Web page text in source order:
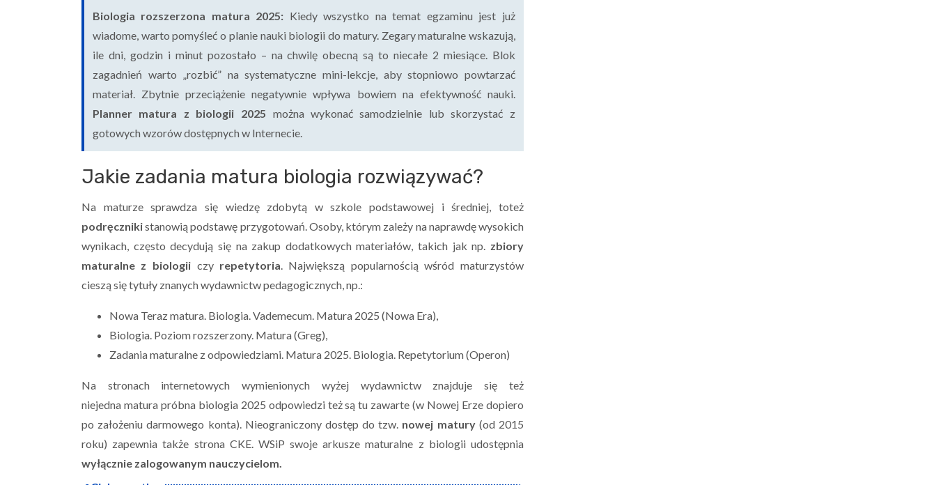
Biologia rozszerzona matura 2025: Kiedy wszystko na temat egzaminu jest już
wiadome, warto pomyśleć o planie nauki biologii do matury. Zegary maturalne wskazują,
ile dni, godzin i minut pozostało – na chwilę obecną są to niecałe 2 miesiące. Blok
zagadnień warto „rozbić” na systematyczne mini-lekcje, aby stopniowo powtarzać
materiał. Zbytnie przeciążenie negatywnie wpływa bowiem na efektywność nauki.
Planner matura z biologii 2025 można wykonać samodzielnie lub skorzystać z
gotowych wzorów dostępnych w Internecie.
Jakie zadania matura biologia rozwiązywać?
Na maturze sprawdza się wiedzę zdobytą w szkole podstawowej i średniej, toteż
podręcznikistanowią podstawę przygotowań. Osoby, którym zależy na naprawdę wysokich
wynikach, często decydują się na zakup dodatkowych materiałów, takich jak np. zbiory
maturalne z biologii czy repetytoria. Największą popularnością wśród maturzystów
cieszą się tytuły znanych wydawnictw pedagogicznych, np.:
Nowa Teraz matura. Biologia. Vademecum. Matura 2025 (Nowa Era),
Biologia. Poziom rozszerzony. Matura (Greg),
Zadania maturalne z odpowiedziami. Matura 2025. Biologia. Repetytorium (Operon)
Na stronach internetowych wymienionych wyżej wydawnictw znajduje się też
niejedna matura próbna biologia 2025 odpowiedzi też są tu zawarte (w Nowej Erze dopiero
po założeniu darmowego konta). Nieograniczony dostęp do tzw. nowej matury(od 2015
roku) zapewnia także strona CKE. WSiP swoje arkusze maturalne z biologii udostępnia
wyłącznie zalogowanym nauczycielom.